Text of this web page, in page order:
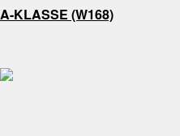
A-KLASSE (W168)